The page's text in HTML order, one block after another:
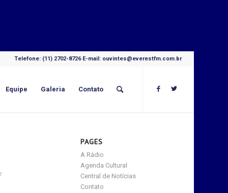
Telefone: (11) 2702-8726 E-mail: ouvintes@everestfm.com.br
Equipe Galeria Contato
PAGES
A Rádio
Agenda Cultural
Central de Notícias
Contato